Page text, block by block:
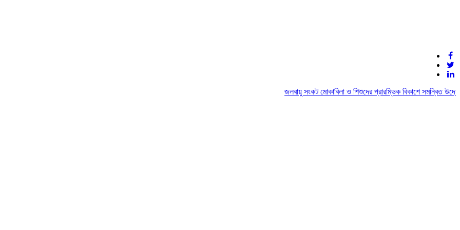
জলবায়ু সংকট মোকাবিলা ও শিশুদের প্রারম্ভিক বিকাশে সমন্বিত